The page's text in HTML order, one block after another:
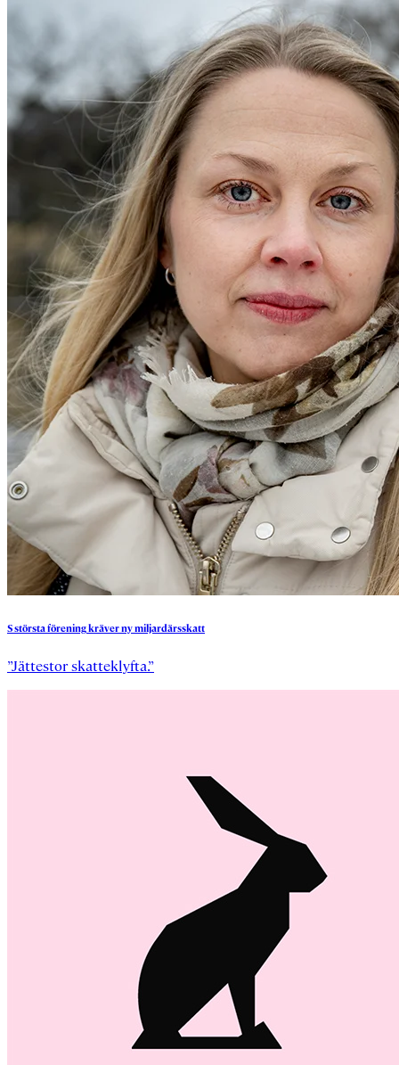
Sstörstaföreningkrävernymiljardärsskatt
”Jättestor skatteklyfta.”